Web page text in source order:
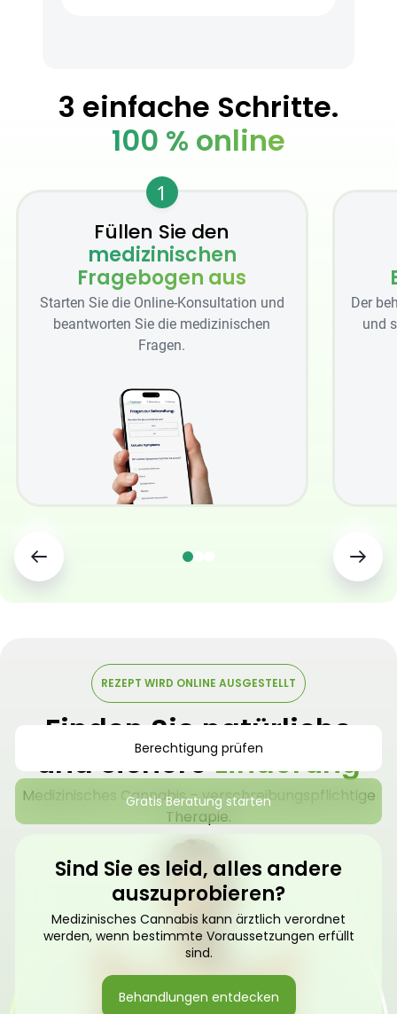
3 einfache Schritte.
100 % online
1
Füllen Sie den
medizinischen
Fragebogen aus
Starten Sie die Online-Konsultation und
beantworten Sie die medizinischen
Fragen.
Der
und
REZEPT WIRD ONLINE AUSGESTELLT
Finden Sie natürliche
und sichereLinderung
Medizinisches Cannabis – verschreibungspflichtige
Therapie.
Berechtigung prüfen
Gratis Beratung starten
Sind Sie es leid, alles andere
auszuprobieren?
Medizinisches Cannabis kann ärztlich verordnet
werden, wenn bestimmte Voraussetzungen erfüllt
sind.
Behandlungen entdecken